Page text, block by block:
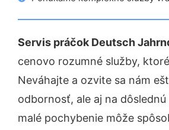
Servis práčok Deutsch
cenovo rozumné služby,
Neváhajte a ozvite sa nám
odbornosť, ale aj na
malé pochybenie môže